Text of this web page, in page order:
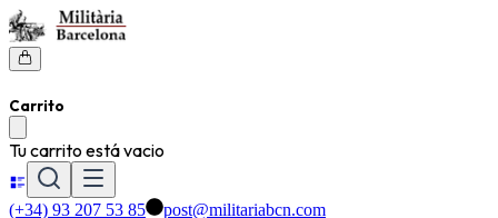
Carrito
Tu carrito está vacio
(+34) 93 207 53 85 post@militariabcn.com